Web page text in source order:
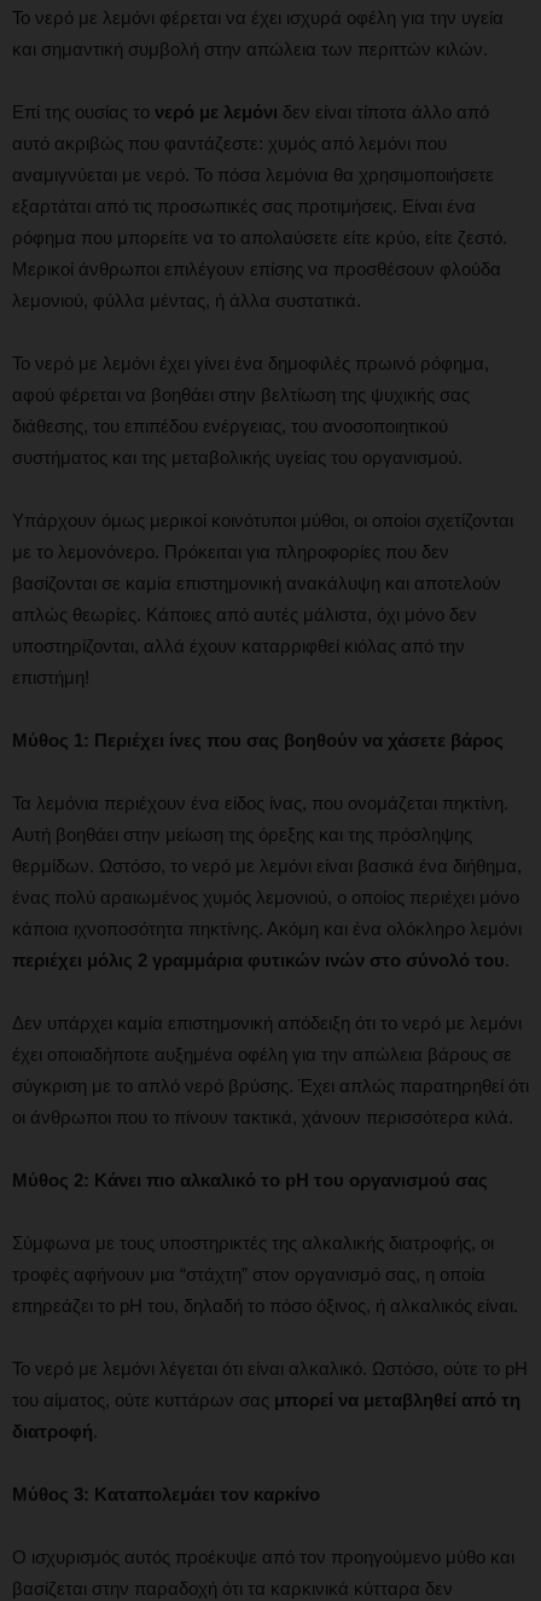
Το νερό με λεμόνι φέρεται να έχει ισχυρά οφέλη για την υγεία
και σημαντική συμβολή στην απώλεια των περιττών κιλών.
Επί της ουσίας το νερό με λεμόνι δεν είναι τίποτα άλλο από
αυτό ακριβώς που φαντάζεστε: χυμός από λεμόνι που
αναμιγνύεται με νερό. Το πόσα λεμόνια θα χρησιμοποιήσετε
εξαρτάται από τις προσωπικές σας προτιμήσεις. Είναι ένα
ρόφημα που μπορείτε να το απολαύσετε είτε κρύο, είτε ζεστό.
Μερικοί άνθρωποι επιλέγουν επίσης να προσθέσουν φλούδα
λεμονιού, φύλλα μέντας, ή άλλα συστατικά.
Το νερό με λεμόνι έχει γίνει ένα δημοφιλές πρωινό ρόφημα,
αφού φέρεται να βοηθάει στην βελτίωση της ψυχικής σας
διάθεσης, του επιπέδου ενέργειας, του ανοσοποιητικού
συστήματος και της μεταβολικής υγείας του οργανισμού.
Υπάρχουν όμως μερικοί κοινότυποι μύθοι, οι οποίοι σχετίζονται
με το λεμονόνερο. Πρόκειται για πληροφορίες που δεν
βασίζονται σε καμία επιστημονική ανακάλυψη και αποτελούν
απλώς θεωρίες. Κάποιες από αυτές μάλιστα, όχι μόνο δεν
υποστηρίζονται, αλλά έχουν καταρριφθεί κιόλας από την
επιστήμη!
Μύθος 1: Περιέχει ίνες που σας βοηθούν να χάσετε βάρος
Τα λεμόνια περιέχουν ένα είδος ίνας, που ονομάζεται πηκτίνη.
Αυτή βοηθάει στην μείωση της όρεξης και της πρόσληψης
θερμίδων. Ωστόσο, το νερό με λεμόνι είναι βασικά ένα διήθημα,
ένας πολύ αραιωμένος χυμός λεμονιού, ο οποίος περιέχει μόνο
κάποια ιχνοποσότητα πηκτίνης. Ακόμη και ένα ολόκληρο λεμόνι
περιέχει μόλις 2 γραμμάρια φυτικών ινών στο σύνολό του.
Δεν υπάρχει καμία επιστημονική απόδειξη ότι το νερό με λεμόνι
έχει οποιαδήποτε αυξημένα οφέλη για την απώλεια βάρους σε
σύγκριση με το απλό νερό βρύσης. Έχει απλώς παρατηρηθεί ότι
οι άνθρωποι που το πίνουν τακτικά, χάνουν περισσότερα κιλά.
Μύθος 2: Κάνει πιο αλκαλικό το pH του οργανισμού σας
Σύμφωνα με τους υποστηρικτές της αλκαλικής διατροφής, οι
τροφές αφήνουν μια “στάχτη” στον οργανισμό σας, η οποία
επηρεάζει το pH του, δηλαδή το πόσο όξινος, ή αλκαλικός είναι.
Το νερό με λεμόνι λέγεται ότι είναι αλκαλικό. Ωστόσο, ούτε το pH
του αίματος, ούτε κυττάρων σας μπορεί να μεταβληθεί από τη
διατροφή.
Μύθος 3: Καταπολεμάει τον καρκίνο
Ο ισχυρισμός αυτός προέκυψε από τον προηγούμενο μύθο και
βασίζεται στην παραδοχή ότι τα καρκινικά κύτταρα δεν